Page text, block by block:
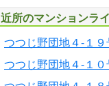
近所のマンションラ
つつじ野団地４-１９
つつじ野団地４-１０